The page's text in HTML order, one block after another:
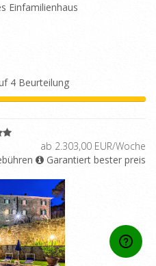
Einfamilienhaus
4 Beurteilung
ab 2.303,00 EUR/Woche
Garantiert bester preis